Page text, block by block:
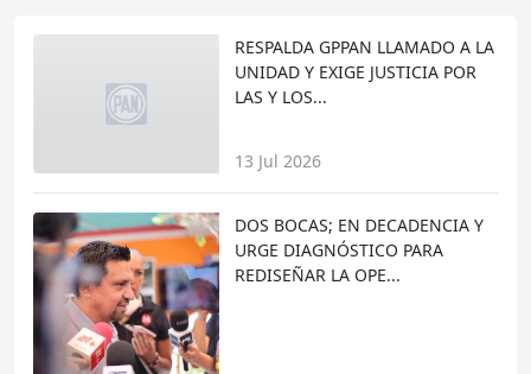
RESPALDA GPPAN LLAMADO A LA
UNIDAD Y EXIGE JUSTICIA POR
LAS Y LOS...
13 Jul 2026
DOS BOCAS; EN DECADENCIA Y
URGE DIAGNÓSTICO PARA
REDISEÑAR LA OPE...